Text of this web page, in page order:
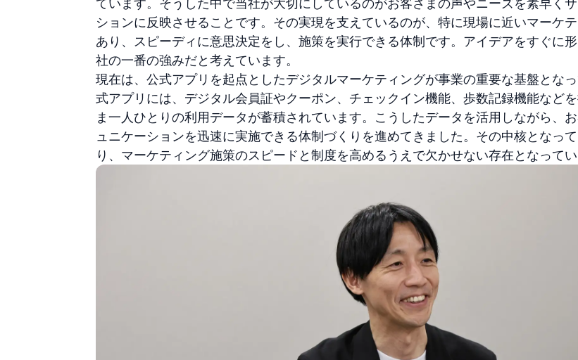
ションに反映させることです。その実現を支えているのが、特に現場に近いマーケ
あり、スピーディに意思決定をし、施策を実行できる体制です。アイデアをすぐに
社の一番の強みだと考えています。
現在は、公式アプリを起点としたデジタルマーケティングが事業の重要な基盤とな
式アプリには、デジタル会員証やクーポン、チェックイン機能、歩数記録機能など
ま一人ひとりの利用データが蓄積されています。こうしたデータを活用しながら、
ュニケーションを迅速に実施できる体制づくりを進めてきました。その中核となっ
り、マーケティング施策のスピードと制度を高めるうえで欠かせない存在となってい